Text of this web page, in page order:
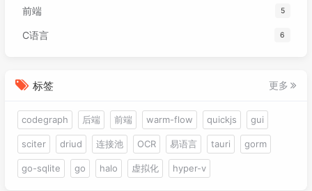
前端 5
C语言 6
标签 更多
codegraph 后端 前端 warm-flow quickjs gui
sciter driud 连接池 OCR 易语言 tauri gorm
go-sqlite go halo 虚拟化 hyper-v